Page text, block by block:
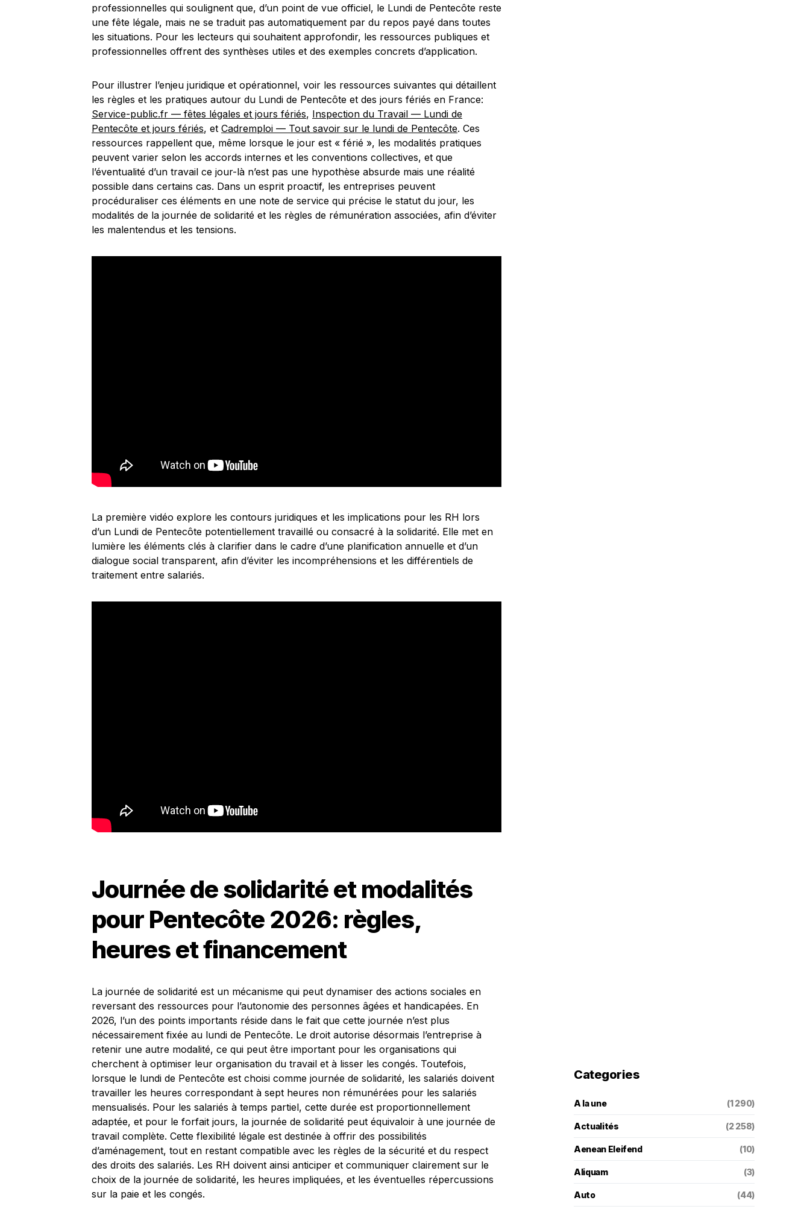
professionnelles qui soulignent que, d’un point de vue officiel, le Lundi de Pentecôte reste
une fête légale, mais ne se traduit pas automatiquement par du repos payé dans toutes
les situations. Pour les lecteurs qui souhaitent approfondir, les ressources publiques et
professionnelles offrent des synthèses utiles et des exemples concrets d’application.
Pour illustrer l’enjeu juridique et opérationnel, voir les ressources suivantes qui détaillent
les règles et les pratiques autour du Lundi de Pentecôte et des jours fériés en France:
Service-public.fr — fêtes légales et jours fériés, Inspection du Travail — Lundi de
Pentecôte et jours fériés, et Cadremploi — Tout savoir sur le lundi de Pentecôte. Ces
ressources rappellent que, même lorsque le jour est « férié », les modalités pratiques
peuvent varier selon les accords internes et les conventions collectives, et que
l’éventualité d’un travail ce jour-là n’est pas une hypothèse absurde mais une réalité
possible dans certains cas. Dans un esprit proactif, les entreprises peuvent
procéduraliser ces éléments en une note de service qui précise le statut du jour, les
modalités de la journée de solidarité et les règles de rémunération associées, afin d’éviter
les malentendus et les tensions.
La première vidéo explore les contours juridiques et les implications pour les RH lors
d’un Lundi de Pentecôte potentiellement travaillé ou consacré à la solidarité. Elle met en
lumière les éléments clés à clarifier dans le cadre d’une planification annuelle et d’un
dialogue social transparent, afin d’éviter les incompréhensions et les différentiels de
traitement entre salariés.
Journée de solidarité et modalités
pour Pentecôte 2026: règles,
heures et financement
La journée de solidarité est un mécanisme qui peut dynamiser des actions sociales en
reversant des ressources pour l’autonomie des personnes âgées et handicapées. En
2026, l’un des points importants réside dans le fait que cette journée n’est plus
nécessairement fixée au lundi de Pentecôte. Le droit autorise désormais l’entreprise à
retenir une autre modalité, ce qui peut être important pour les organisations qui
cherchent à optimiser leur organisation du travail et à lisser les congés. Toutefois,
lorsque le lundi de Pentecôte est choisi comme journée de solidarité, les salariés doivent
travailler les heures correspondant à sept heures non rémunérées pour les salariés
mensualisés. Pour les salariés à temps partiel, cette durée est proportionnellement
adaptée, et pour le forfait jours, la journée de solidarité peut équivaloir à une journée de
travail complète. Cette flexibilité légale est destinée à offrir des possibilités
d’aménagement, tout en restant compatible avec les règles de la sécurité et du respect
des droits des salariés. Les RH doivent ainsi anticiper et communiquer clairement sur le
choix de la journée de solidarité, les heures impliquées, et les éventuelles répercussions
sur la paie et les congés.
Categories
A la une (1 290)
Actualités (2 258)
Aenean Eleifend (10)
Aliquam (3)
Auto (44)